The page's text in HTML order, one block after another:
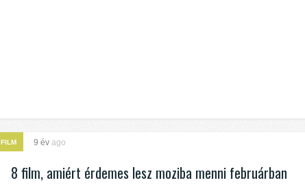
FILM 9 év ago
8 film, amiért érdemes lesz moziba menni februárban